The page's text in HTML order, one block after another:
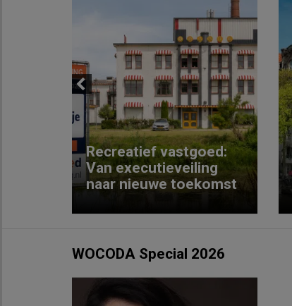
Previous
Recreatief vastgoed:
Van executieveiling
naar nieuwe toekomst
WOCODA Special 2026